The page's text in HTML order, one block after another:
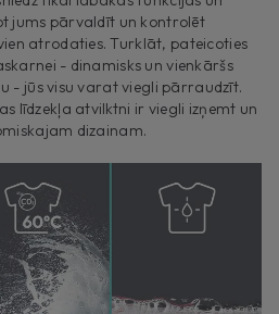
jums pārvaldīt un kontrolēt
atrodaties. Turklāt, pateicoties
- dinamisks un vienkāršs
- jūs visu varat viegli pārraudzīt.
līdzekļa atvilktni ir viegli izņemt un
dizainam.